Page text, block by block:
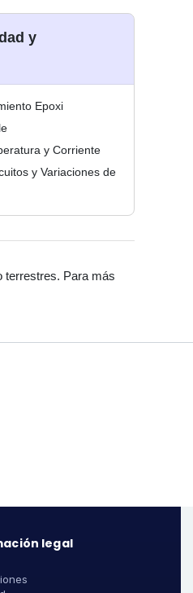
y
Epoxi
y Corriente
y Variaciones de
terrestres. Para más
legal